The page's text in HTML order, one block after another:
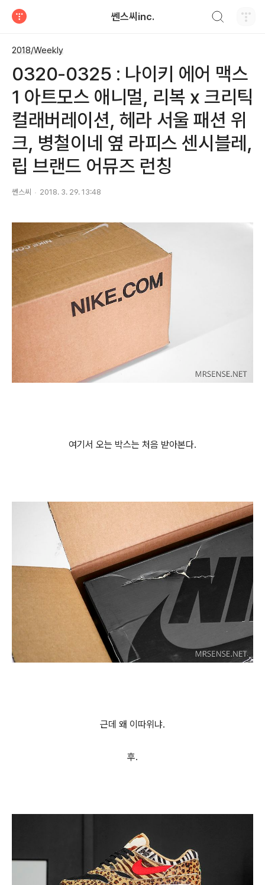
쎈스씨inc.
2018/Weekly
0320-0325 : 나이키 에어 맥스
1 아트모스 애니멀, 리복 x 크리틱
컬래버레이션, 헤라 서울 패션 위
크, 병철이네 옆 라피스 센시블레,
립 브랜드 어뮤즈 런칭
쎈스씨 2018. 3. 29. 13:48
여기서 오는 박스는 처음 받아본다.
근데 왜 이따위냐.
후.